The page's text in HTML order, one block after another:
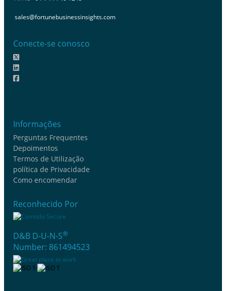
sales@fortunebusinessinsights.com
Conecte-se conosco
Informações
Perguntas Frequentes
Depoimentos
Termos de Utilização
política de Privacidade
Como encomendar
Reconhecido Por
D&B D-U-N-S®
Number: 861494523